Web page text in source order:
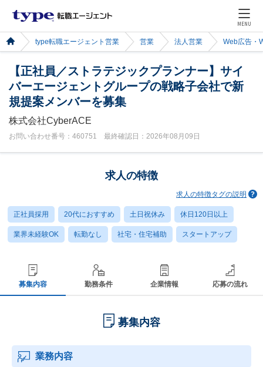
MENU
type転職エージェント営業 営業 法人営業 Web広告・
【正社員／ストラテジックプランナー】サイ
バーエージェントグループの戦略子会社で新
規提案メンバーを募集
株式会社CyberACE
お問い合わせ番号：460751 最終確認日：2026年08月09日
求人の特徴
求人の特徴タグの説明
正社員採用 20代におすすめ 土日祝休み 休日120日以上
業界未経験OK 転勤なし 社宅・住宅補助 スタートアップ
募集内容 勤務条件 企業情報 応募の流れ
募集内容
業務内容